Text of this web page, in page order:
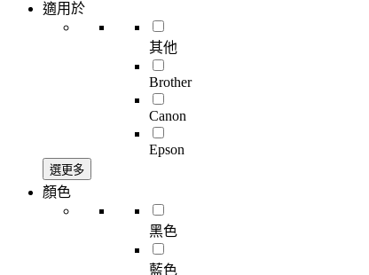
適用於
其他
Brother
Canon
Epson
選更多
顏色
黑色
藍色